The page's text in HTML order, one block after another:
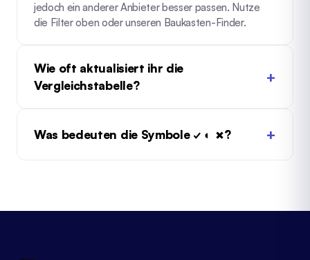
jedoch ein anderer Anbieter besser passen. Nutze
die Filter oben oder unseren Baukasten-Finder.
Wie oft aktualisiert ihr die
Vergleichstabelle?
Was bedeuten die Symbole ✓ ◐ ✗?